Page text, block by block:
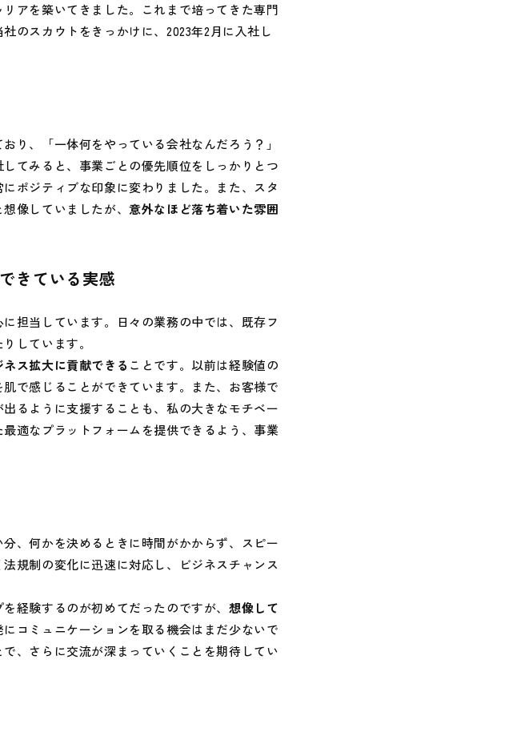
アを築いてきました。これまで培ってきた専門
のスカウトをきっかけに、2023年2月に入社し
り、「一体何をやっている会社なんだろう？」
てみると、事業ごとの優先順位をしっかりとつ
ポジティブな印象に変わりました。また、スタ
像していましたが、意外なほど落ち着いた雰囲
きている実感
担当しています。日々の業務の中では、既存フ
しています。
ネス拡大に貢献できる ことです。以前は経験値の
で感じることができています。また、お客様で
るように支援することも、私の大きなモチベー
適なプラットフォームを提供できるよう、事業
、何かを決めるときに時間がかからず、スピー
規制の変化に迅速に対応し、ビジネスチャンス
経験するのが初めてだったのですが、 想像して
コミュニケーションを取る機会はまだ少ないで
、さらに交流が深まっていくことを期待してい